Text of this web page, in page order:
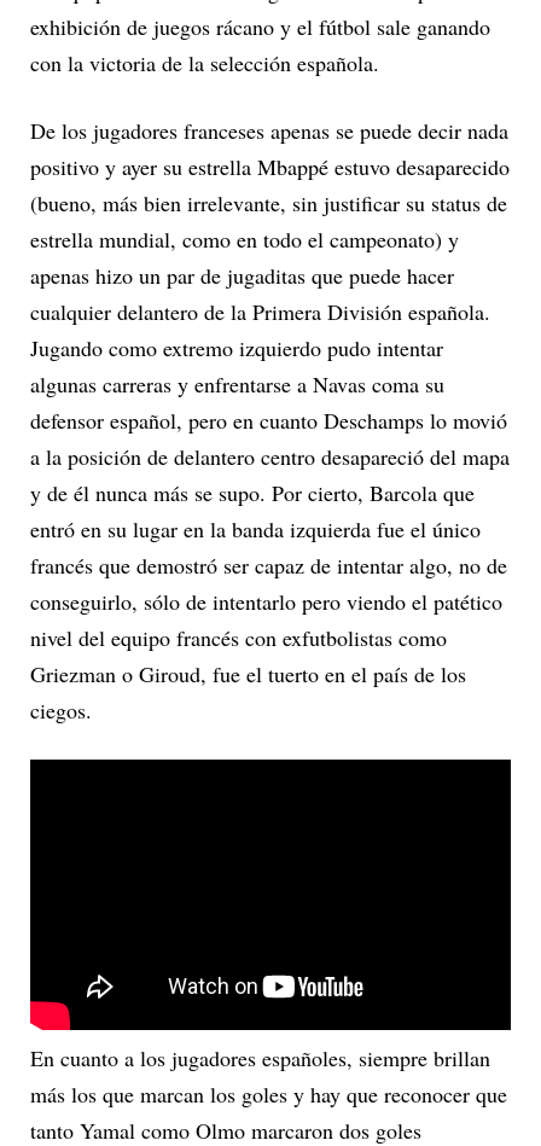
exhibición de juegos rácano y el fútbol sale ganando
con la victoria de la selección española.
De los jugadores franceses apenas se puede decir nada
positivo y ayer su estrella Mbappé estuvo desaparecido
(bueno, más bien irrelevante, sin justificar su status de
estrella mundial, como en todo el campeonato) y
apenas hizo un par de jugaditas que puede hacer
cualquier delantero de la Primera División española.
Jugando como extremo izquierdo pudo intentar
algunas carreras y enfrentarse a Navas coma su
defensor español, pero en cuanto Deschamps lo movió
a la posición de delantero centro desapareció del mapa
y de él nunca más se supo. Por cierto, Barcola que
entró en su lugar en la banda izquierda fue el único
francés que demostró ser capaz de intentar algo, no de
conseguirlo, sólo de intentarlo pero viendo el patético
nivel del equipo francés con exfutbolistas como
Griezman o Giroud, fue el tuerto en el país de los
ciegos.
En cuanto a los jugadores españoles, siempre brillan
más los que marcan los goles y hay que reconocer que
tanto Yamal como Olmo marcaron dos goles